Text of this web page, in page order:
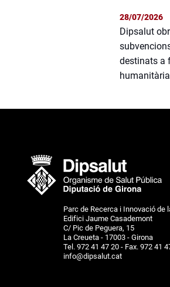
28/07/2026
Dipsalut
destinats a
humanitària
Parc de Recerca i Innovació de
Edifici Jaume Casademont
C/ Pic de Peguera, 15
La Creueta - 17003 - Girona
Tel. 972 41 47 20 - Fax. 972 41
info@dipsalut.cat